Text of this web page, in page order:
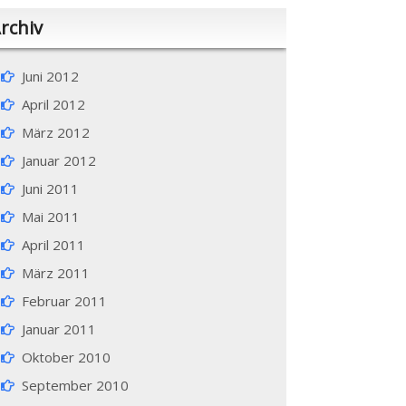
Juni 2012
April 2012
März 2012
Januar 2012
Juni 2011
Mai 2011
April 2011
März 2011
Februar 2011
Januar 2011
Oktober 2010
September 2010